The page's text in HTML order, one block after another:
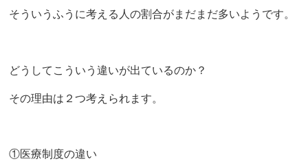
そういうふうに考える人の割合がまだまだ多いようです。
どうしてこういう違いが出ているのか？
その理由は２つ考えられます。
①医療制度の違い